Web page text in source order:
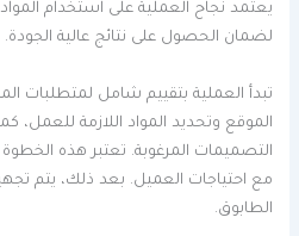
يعتمد نجاح العملية على استخدام المواد
لضمان الحصول على نتائج عالية الجودة.
تبدأ العملية بتقييم شامل لمتطلبات
الموقع وتحديد المواد اللازمة للعمل،
التصميمات المرغوبة. تعتبر هذه
مع احتياجات العميل. بعد ذلك، يتم
الطابوق.